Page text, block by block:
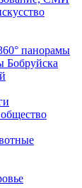
панорамы
Бобруйска